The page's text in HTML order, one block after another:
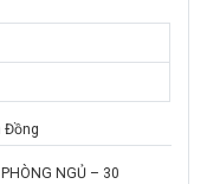
Đồng
NGỦ – 30